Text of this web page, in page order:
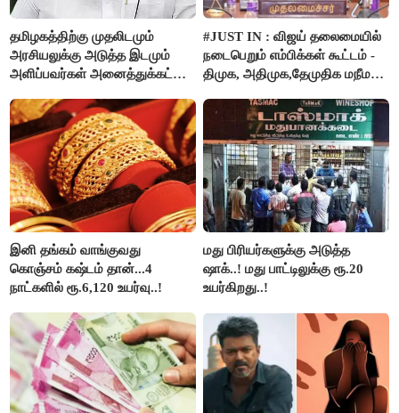
தமிழகத்திற்கு முதலிடமும்
அரசியலுக்கு அடுத்த இடமும்
அளிப்பவர்கள் அனைத்துக்கட்சி
பங்கேற்பார்கள் - மாணிக்கம்
தாகூர்..!!
#JUST IN : விஜய் தலைமையில்
நடைபெறும் எம்பிக்கள் கூட்டம் -
திமுக, அதிமுக,தேமுதிக மநீம
இனி தங்கம் வாங்குவது
கொஞ்சம் கஷ்டம் தான்...4
நாட்களில் ரூ.6,120 உயர்வு..!
மது பிரியர்களுக்கு அடுத்த
ஷாக்..! மது பாட்டிலுக்கு ரூ.20
உயர்கிறது..!